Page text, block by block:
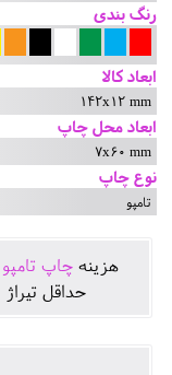
رنگ بندی
ابعاد کالا
142x12 mm
ابعاد محل چاپ
7x60 mm
نوع چاپ
تامپو
هزينه چاپ تامپو
حداقل تيراژ